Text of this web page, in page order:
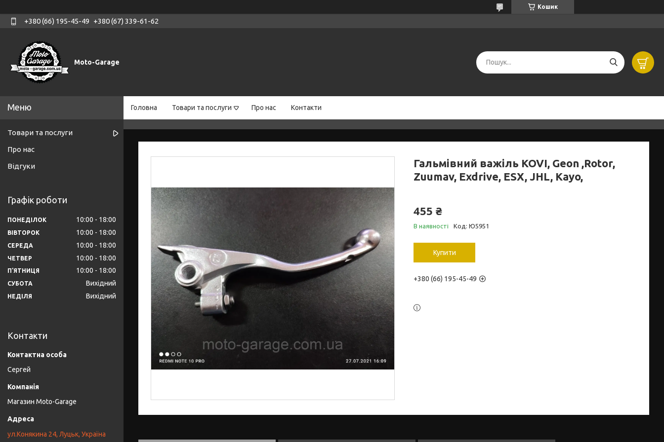
Кошик
+380 (66) 195-45-49 +380 (67) 339-61-62
Moto-Garage
Головна Товари та послуги Про нас Контакти
Гальмівний важіль KOVI, Geon ,Rotor,
Zuumav, Exdrive, ESX, JHL, Kayo,
455 ₴
В наявності Код: Ю5951
Купити
+380 (66) 195-45-49
Товари та послуги
Про нас
Відгуки
Графік роботи
ПОНЕДІЛОК 10:00 18:00
ВІВТОРОК 10:00 18:00
СЕРЕДА 10:00 18:00
ЧЕТВЕР 10:00 18:00
ПʼЯТНИЦЯ 10:00 18:00
СУБОТА Вихідний
НЕДІЛЯ Вихідний
Контакти
Сергей
Магазин Moto-Garage
ул.Конякина 24, Луцьк, Україна